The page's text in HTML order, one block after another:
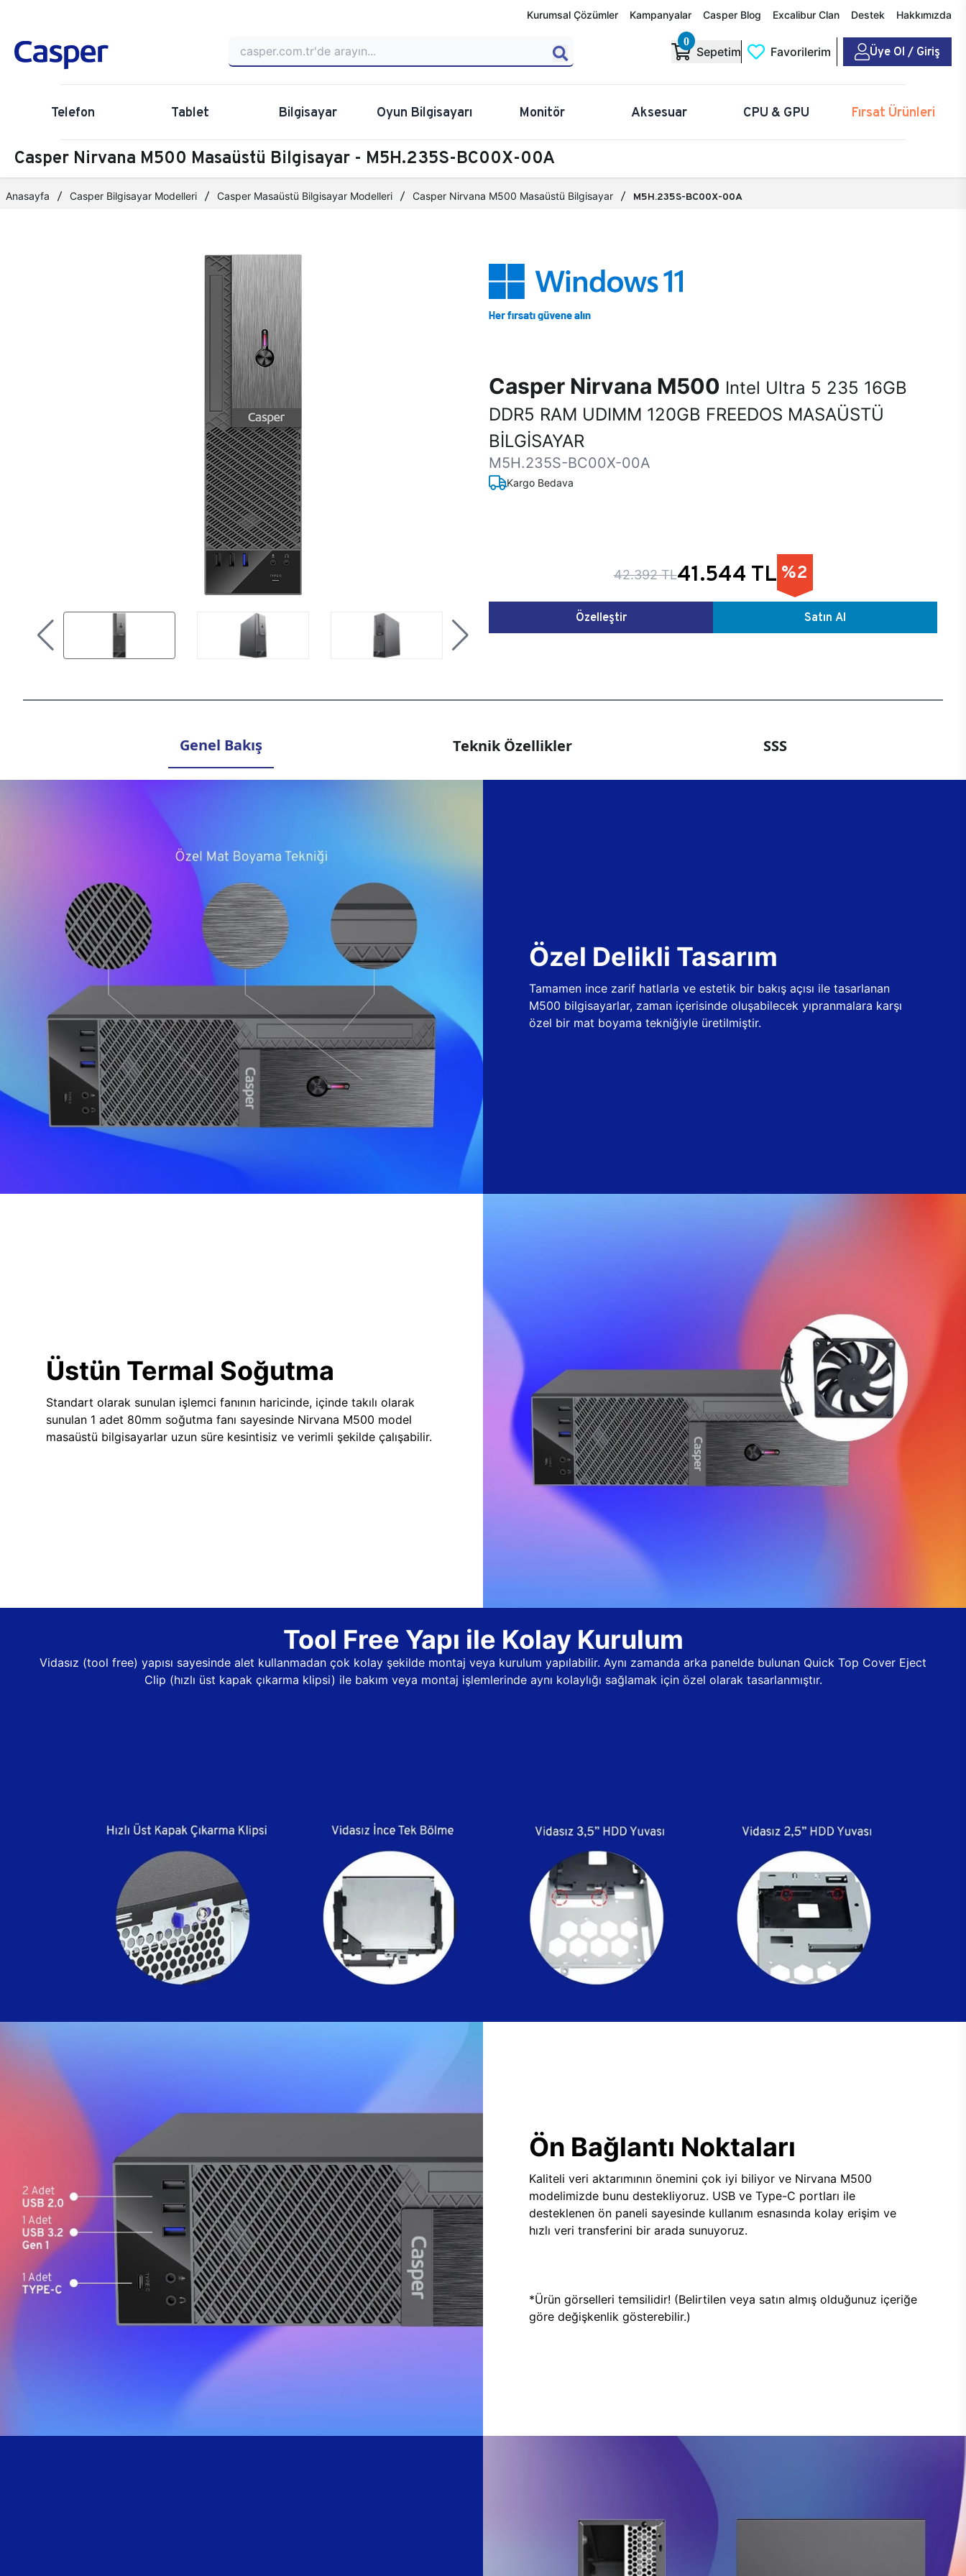
Kurumsal Çözümler Kampanyalar Casper Blog Excalibur Clan Destek Hakkımızda
0
Sepetim Favorilerim Üye Ol / Giriş
Telefon Tablet Bilgisayar Oyun Bilgisayarı Monitör Aksesuar CPU & GPU Fırsat Ürünleri
Casper Nirvana M500 Masaüstü Bilgisayar - M5H.235S-BC00X-00A
Anasayfa Casper Bilgisayar Modelleri Casper Masaüstü Bilgisayar Modelleri Casper Nirvana M500 Masaüstü Bilgisayar M5H.235S-BC00X-00A
Casper Nirvana M500 Intel Ultra 5 235 16GB
DDR5 RAM UDIMM 120GB FREEDOS MASAÜSTÜ
BİLGİSAYAR
M5H.235S-BC00X-00A
Kargo Bedava
42.392 TL41.544 TL %2
Özelleştir Satın Al
Genel Bakış Teknik Özellikler SSS
Özel Delikli Tasarım
Tamamen ince zarif hatlarla ve estetik bir bakış açısı ile tasarlanan
M500 bilgisayarlar, zaman içerisinde oluşabilecek yıpranmalara karşı
özel bir mat boyama tekniğiyle üretilmiştir.
Üstün Termal Soğutma
Standart olarak sunulan işlemci fanının haricinde, içinde takılı olarak
sunulan 1 adet 80mm soğutma fanı sayesinde Nirvana M500 model
masaüstü bilgisayarlar uzun süre kesintisiz ve verimli şekilde çalışabilir.
Tool Free Yapı ile Kolay Kurulum
Vidasız (tool free) yapısı sayesinde alet kullanmadan çok kolay şekilde montaj veya kurulum yapılabilir. Aynı zamanda arka panelde bulunan Quick Top Cover Eject
Clip (hızlı üst kapak çıkarma klipsi) ile bakım veya montaj işlemlerinde aynı kolaylığı sağlamak için özel olarak tasarlanmıştır.
Ön Bağlantı Noktaları
Kaliteli veri aktarımının önemini çok iyi biliyor ve Nirvana M500
modelimizde bunu destekliyoruz. USB ve Type-C portları ile
desteklenen ön paneli sayesinde kullanım esnasında kolay erişim ve
hızlı veri transferini bir arada sunuyoruz.
*Ürün görselleri temsilidir! (Belirtilen veya satın almış olduğunuz içeriğe
göre değişkenlik gösterebilir.)